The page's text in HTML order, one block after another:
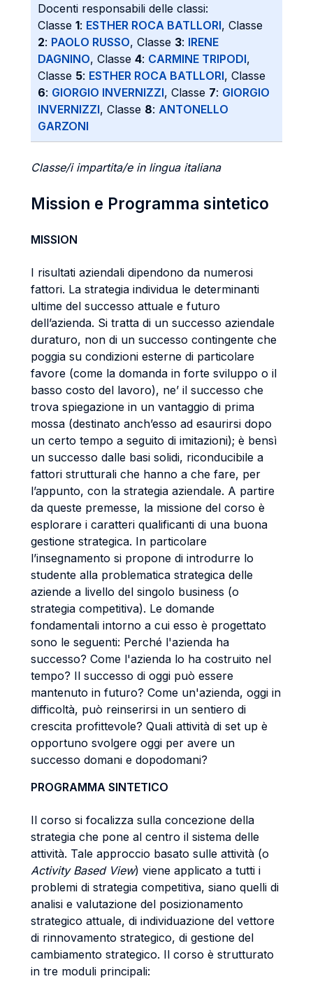
Docenti responsabili delle classi:
Classe 1: ESTHER ROCA BATLLORI, Classe
2: PAOLO RUSSO, Classe 3: IRENE
DAGNINO, Classe 4: CARMINE TRIPODI,
Classe 5: ESTHER ROCA BATLLORI, Classe
6: GIORGIO INVERNIZZI, Classe 7: GIORGIO
INVERNIZZI, Classe 8: ANTONELLO
GARZONI
Classe/i impartita/e in lingua italiana
Mission e Programma sintetico
MISSION
I risultati aziendali dipendono da numerosi
fattori. La strategia individua le determinanti
ultime del successo attuale e futuro
dell’azienda. Si tratta di un successo aziendale
duraturo, non di un successo contingente che
poggia su condizioni esterne di particolare
favore (come la domanda in forte sviluppo o il
basso costo del lavoro), ne’ il successo che
trova spiegazione in un vantaggio di prima
mossa (destinato anch’esso ad esaurirsi dopo
un certo tempo a seguito di imitazioni); è bensì
un successo dalle basi solidi, riconducibile a
fattori strutturali che hanno a che fare, per
l’appunto, con la strategia aziendale. A partire
da queste premesse, la missione del corso è
esplorare i caratteri qualificanti di una buona
gestione strategica. In particolare
l’insegnamento si propone di introdurre lo
studente alla problematica strategica delle
aziende a livello del singolo business (o
strategia competitiva). Le domande
fondamentali intorno a cui esso è progettato
sono le seguenti: Perché l'azienda ha
successo? Come l'azienda lo ha costruito nel
tempo? Il successo di oggi può essere
mantenuto in futuro? Come un'azienda, oggi in
difficoltà, può reinserirsi in un sentiero di
crescita profittevole? Quali attività di set up è
opportuno svolgere oggi per avere un
successo domani e dopodomani?
PROGRAMMA SINTETICO
Il corso si focalizza sulla concezione della
strategia che pone al centro il sistema delle
attività. Tale approccio basato sulle attività (o
Activity Based View) viene applicato a tutti i
problemi di strategia competitiva, siano quelli di
analisi e valutazione del posizionamento
strategico attuale, di individuazione del vettore
di rinnovamento strategico, di gestione del
cambiamento strategico. Il corso è strutturato
in tre moduli principali: